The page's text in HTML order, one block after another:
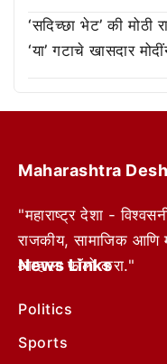
‘सदिच्छा भेट’ की मोठी
‘या’ गटाचे खासदार
Maharashtra
"महाराष्ट्र देशा -
राजकीय, सामाजिक आणि
आम्हाला फॉलो करा."
News Links
Politics
Sports